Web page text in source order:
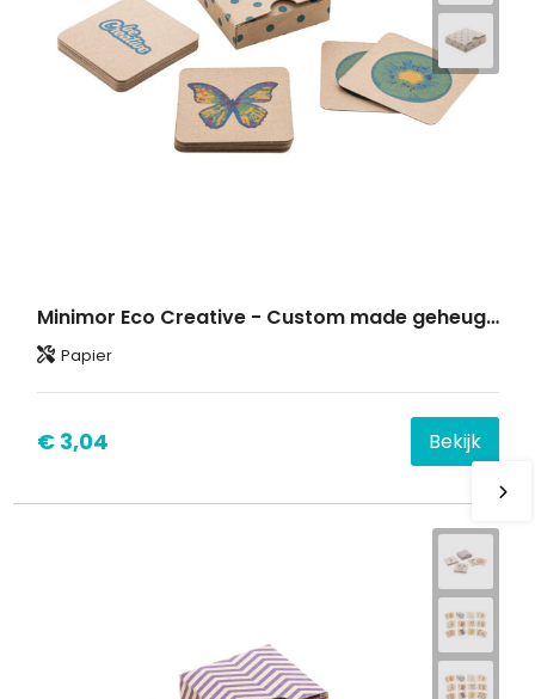
Minimor Eco Creative - Custom made geheugenspel
Papier
€ 3,04 Bekijk